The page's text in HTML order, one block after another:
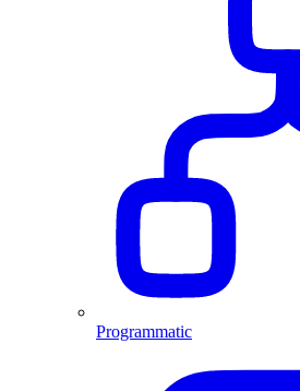
Programmatic